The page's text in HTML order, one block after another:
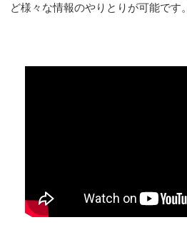
ど様々な情報のやりとりが可能です。